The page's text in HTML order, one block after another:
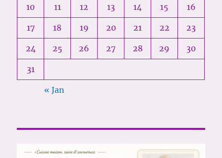
10 11 12 13 14 15 16
17 18 19 20 21 22 23
24 25 26 27 28 29 30
31
« Jan